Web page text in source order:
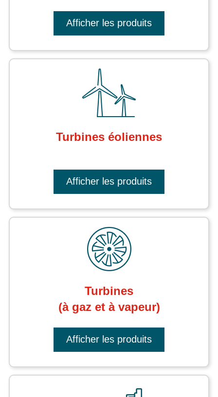
Afficher les produits
Turbines éoliennes
Afficher les produits
Turbines
(à gaz et à vapeur)
Afficher les produits